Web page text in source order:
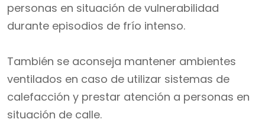
personas en situación de vulnerabilidad
durante episodios de frío intenso.
También se aconseja mantener ambientes
ventilados en caso de utilizar sistemas de
calefacción y prestar atención a personas en
situación de calle.